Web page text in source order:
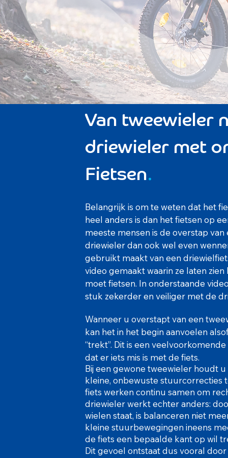
Belangrijk is om te weten dat het
heel anders is dan het fietsen op
meeste mensen is de overstap
driewieler dan ook wel even
gebruikt maakt van een
video gemaakt waarin ze laten
moet fietsen. In onderstaande
stuk zekerder en veiliger met de
Wanneer u overstapt van een
kan het in het begin aanvoelen
“trekt”. Dit is een
dat er iets mis is met de fiets.
Bij een gewone tweewieler houdt
kleine, onbewuste stuurcorrecties
fiets werken continu samen om
driewieler werkt echter anders:
wielen staat, is balanceren niet
kleine stuurbewegingen ineens
de fiets een bepaalde kant op wil
Dit gevoel ontstaat dus vooral
Van tweewieler
driewieler met
Fietsen.